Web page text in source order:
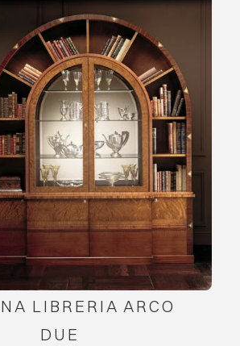
LIBRERIA ARCO
DUE